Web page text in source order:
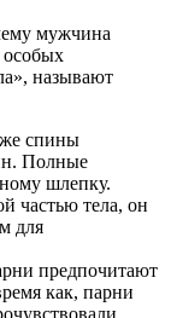
мужчина
называют
спины
Полные
шлепку.
частью тела, он
для
предпочитают
как, парни